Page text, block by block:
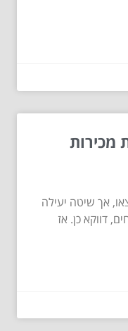
מכירות
אך שיטה יעילה
דווקא כן. אז